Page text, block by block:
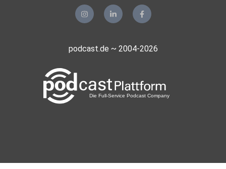
podcast.de ~ 2004-2026